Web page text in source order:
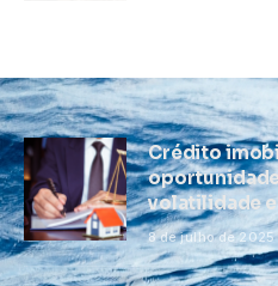
Crédito
volatilidade
8 de julho de 2025